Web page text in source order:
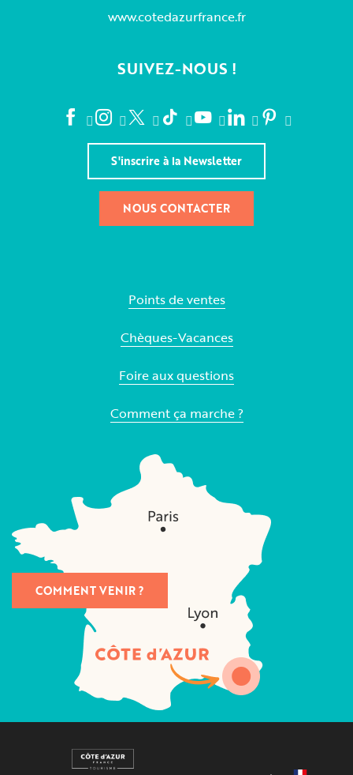
www.cotedazurfrance.fr
SUIVEZ-NOUS !
S'inscrire à la Newsletter
NOUS CONTACTER
Points de ventes
Chèques-Vacances
Foire aux questions
Comment ça marche ?
COMMENT VENIR ?